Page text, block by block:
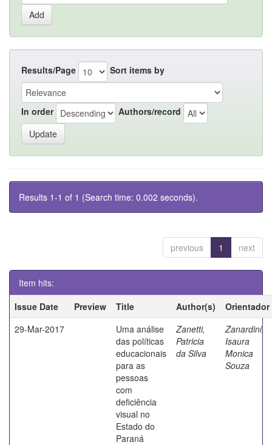
Results/Page Sort items by
In order Authors/record
Results 1-1 of 1 (Search time: 0.002 seconds).
previous 1 next
Item hits:
Issue Date
Preview Title Author(s)
Orientador
29-Mar-2017
Uma análise
das políticas
educacionais
para as
pessoas
com
deficiência
visual no
Estado do
Paraná
Zanetti,
Patricia
da Silva
Zanardini,
Isaura
Monica
Souza